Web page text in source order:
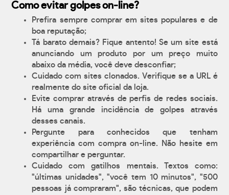
Como evitar golpes on-line?
Prefira sempre comprar em sites populares e de
boa reputação;
Tá barato demais? Fique antento! Se um site está
anunciando um produto por um preço muito
abaixo da média, você deve desconfiar;
Cuidado com sites clonados. Verifique se a URL é
realmente do site oficial da loja.
Evite comprar através de perfis de redes sociais.
Há uma grande incidência de golpes através
desses canais.
Pergunte para conhecidos que tenham
experiência com compra on-line. Não hesite em
compartilhar e perguntar.
Cuidado com gatilhos mentais. Textos como:
"últimas unidades", "você tem 10 minutos", "500
pessoas já compraram", são técnicas, que podem